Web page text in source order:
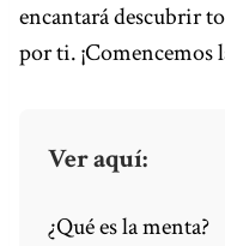
encantará descubrir
por ti. ¡Comencemos
Ver aquí:
¿Qué es la menta?